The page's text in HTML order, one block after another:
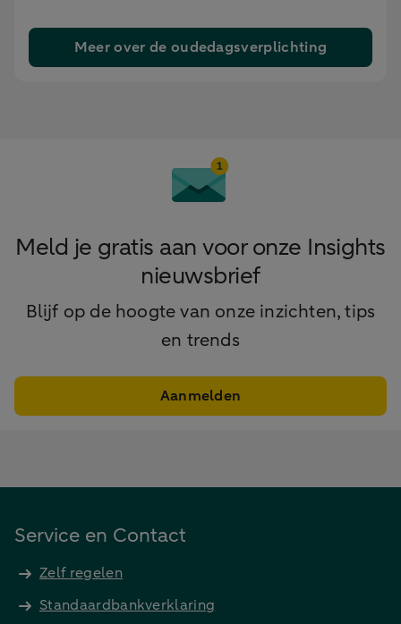
Meer over de oudedagsverplichting
Meld je gratis aan voor onze Insights
nieuwsbrief
Blijf op de hoogte van onze inzichten, tips
en trends
Aanmelden
Service en Contact
Zelf regelen
Standaardbankverklaring